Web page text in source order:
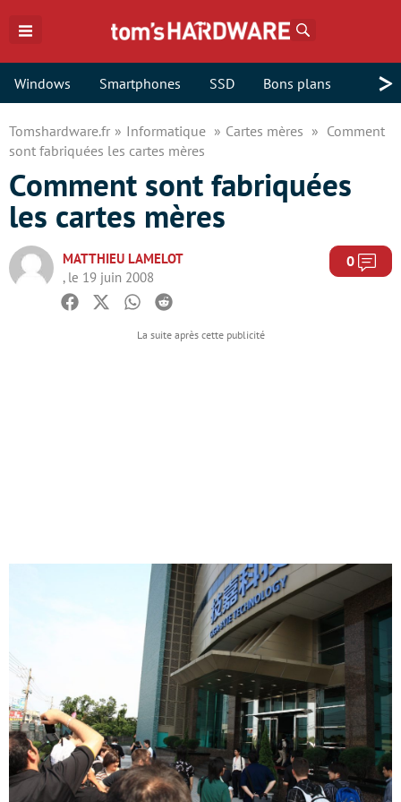
Windows Smartphones SSD Bons plans >
Tomshardware.fr Informatique Cartes mères
Comment
sont fabriquées les cartes mères
Comment sont fabriquées
les cartes mères
MATTHIEU LAMELOT
, le 19 juin 2008
0
Facebook
TwitterWhatsapp
Reddit